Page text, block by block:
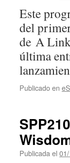
Este
del
de A Link
última
Publicado en
Publicada el